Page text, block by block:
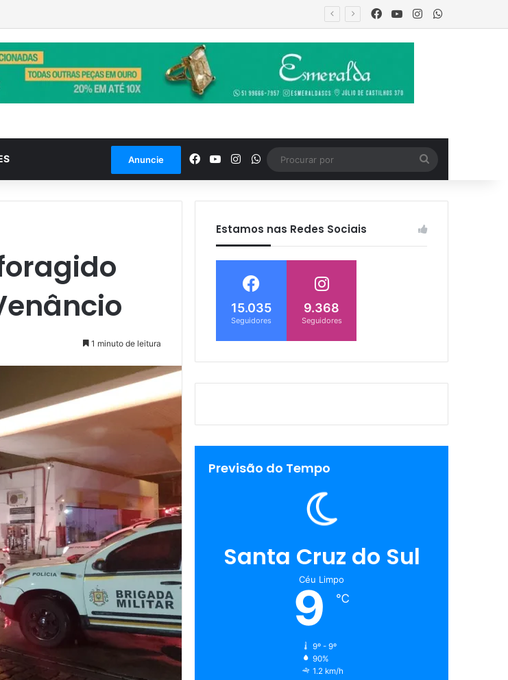
solicita poda de tipuanas para garantir segurança Facebook
YouTubeInstagram
Anuncie Facebook
YouTubeInstagramWhatsApp
por
1 minuto de leitura
Estamos nas Redes Sociais
15.035
Seguidores
9.368
Seguidores
Previsão do Tempo
Santa Cruz do Sul
Céu Limpo
9 ℃
9º - 9º
90%
1.2 km/h